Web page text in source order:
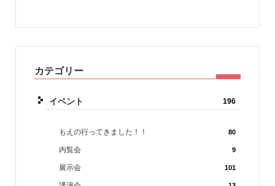
カテゴリー
イベント 196
もえの行ってきました！！ 80
内覧会 9
展示会 101